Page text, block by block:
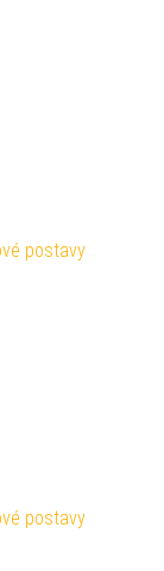
postavy
postavy